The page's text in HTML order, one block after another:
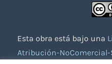
Esta obra está bajo una
Atribución-